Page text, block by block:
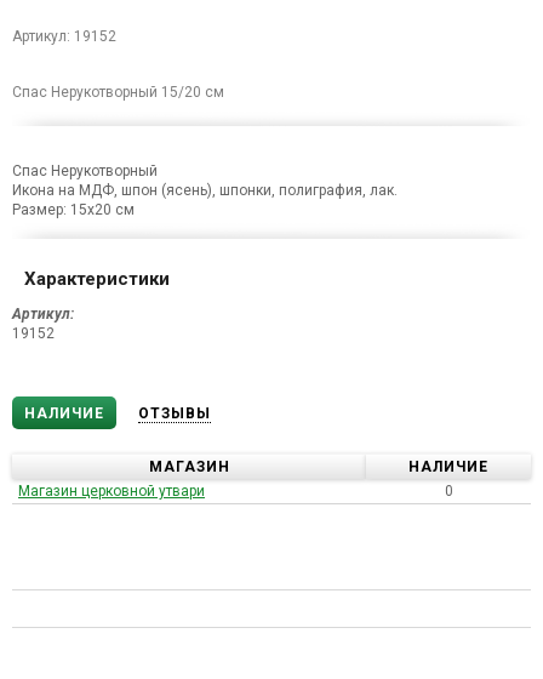
Артикул: 19152
Спас Нерукотворный 15/20 см
Спас Нерукотворный
Икона на МДФ, шпон (ясень), шпонки, полиграфия, лак.
Размер: 15х20 см
Характеристики
Артикул:
19152
НАЛИЧИЕ ОТЗЫВЫ
МАГАЗИН
НАЛИЧИЕ
Магазин церковной утвари
0